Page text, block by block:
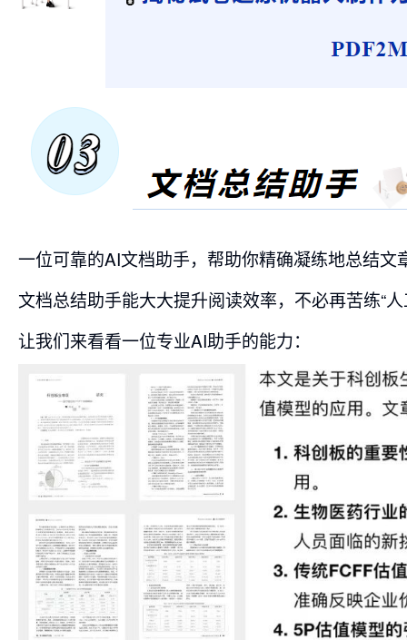
一位可靠的AI文档助手，帮助你精确凝练地总结
文档总结助手能大大提升阅读效率，不必再苦练“
让我们来看看一位专业AI助手的能力：